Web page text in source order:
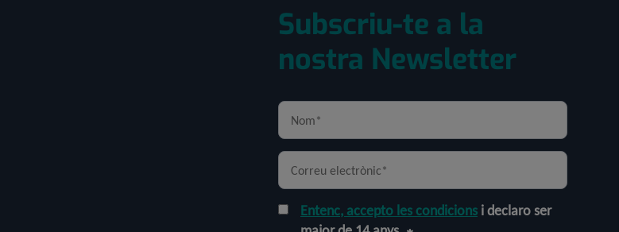
Subscriu-te a la
nostra Newsletter
Entenc, accepto les condicions i declaro ser